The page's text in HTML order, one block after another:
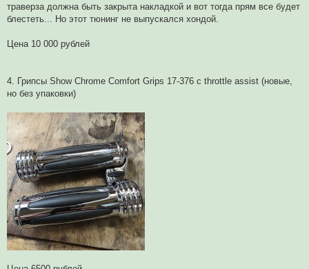
траверза должна быть закрыта накладкой и вот тогда прям все будет
блестеть... Но этот тюнинг не выпускался хондой.
Цена 10 000 рублей
4. Грипсы Show Chrome Comfort Grips 17-376 с throttle assist (новые,
но без упаковки)